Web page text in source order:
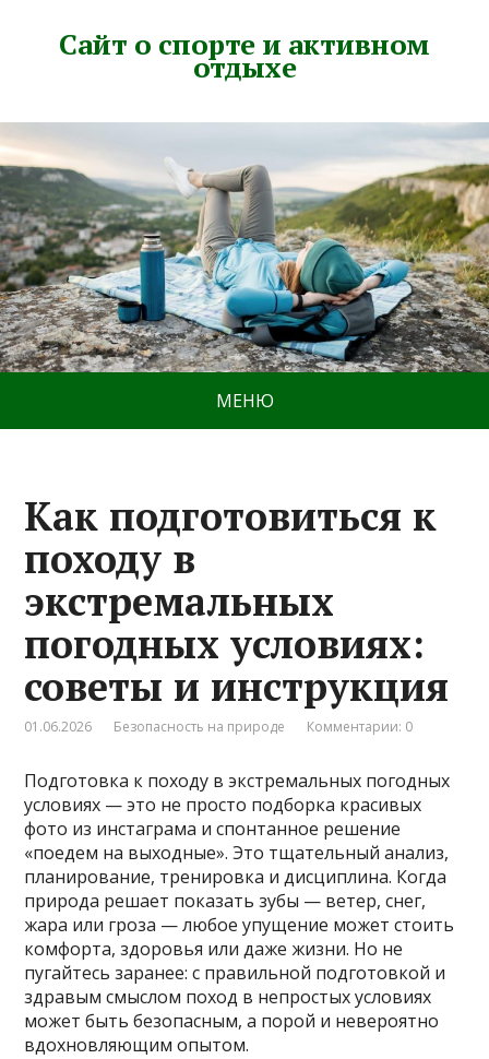
Сайт о спорте и активном
отдыхе
МЕНЮ
Как подготовиться к
походу в
экстремальных
погодных условиях:
советы и инструкция
01.06.2026 Безопасность на природе Комментарии: 0
Подготовка к походу в экстремальных погодных
условиях — это не просто подборка красивых
фото из инстаграма и спонтанное решение
«поедем на выходные». Это тщательный анализ,
планирование, тренировка и дисциплина. Когда
природа решает показать зубы — ветер, снег,
жара или гроза — любое упущение может стоить
комфорта, здоровья или даже жизни. Но не
пугайтесь заранее: с правильной подготовкой и
здравым смыслом поход в непростых условиях
может быть безопасным, а порой и невероятно
вдохновляющим опытом.